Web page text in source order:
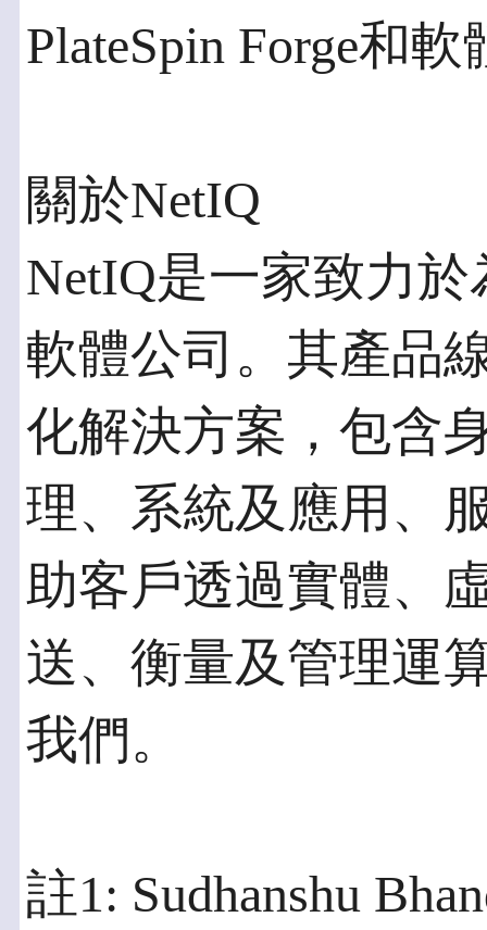
PlateSpin Forge和軟
關於NetIQ
NetIQ是一家致力
軟體公司。其產品
化解決方案，包含
理、系統及應用、
助客戶透過實體、
送、衡量及管理運
我們。
註1: Sudhanshu